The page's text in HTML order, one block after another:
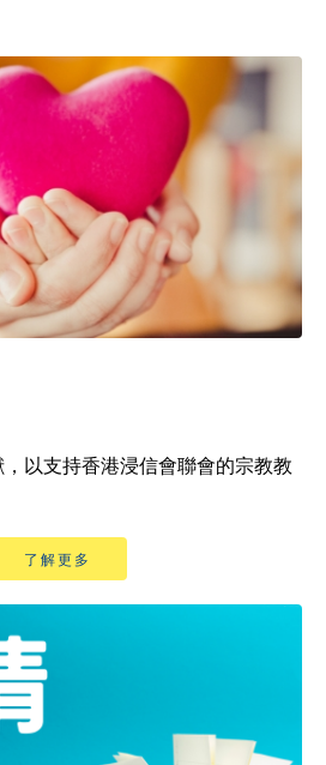
以支持香港浸信會聯會的宗教教
了解更多